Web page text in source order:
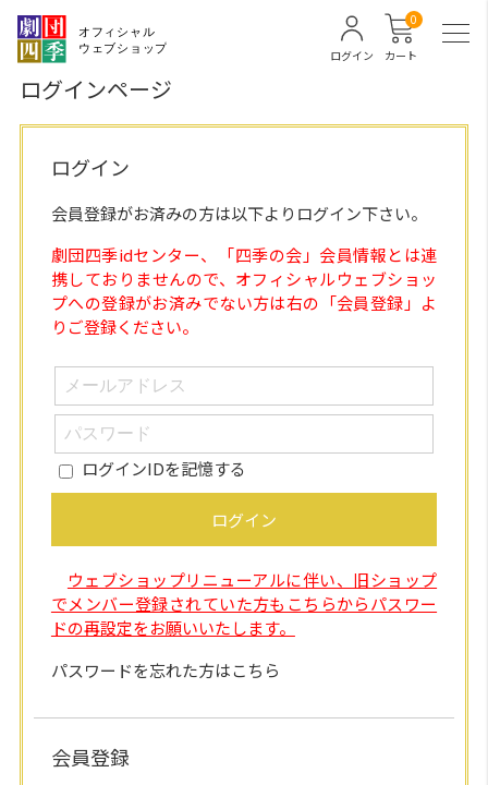
カート
0
ログイン
ログインページ
ログイン
会員登録がお済みの方は以下よりログイン下さい。
劇団四季idセンター、「四季の会」会員情報とは連
携しておりませんので、オフィシャルウェブショッ
プへの登録がお済みでない方は右の「会員登録」よ
りご登録ください。
ログインIDを記憶する
ログイン
ウェブショップリニューアルに伴い、旧ショップ
でメンバー登録されていた方もこちらからパスワー
ドの再設定をお願いいたします。
パスワードを忘れた方はこちら
会員登録